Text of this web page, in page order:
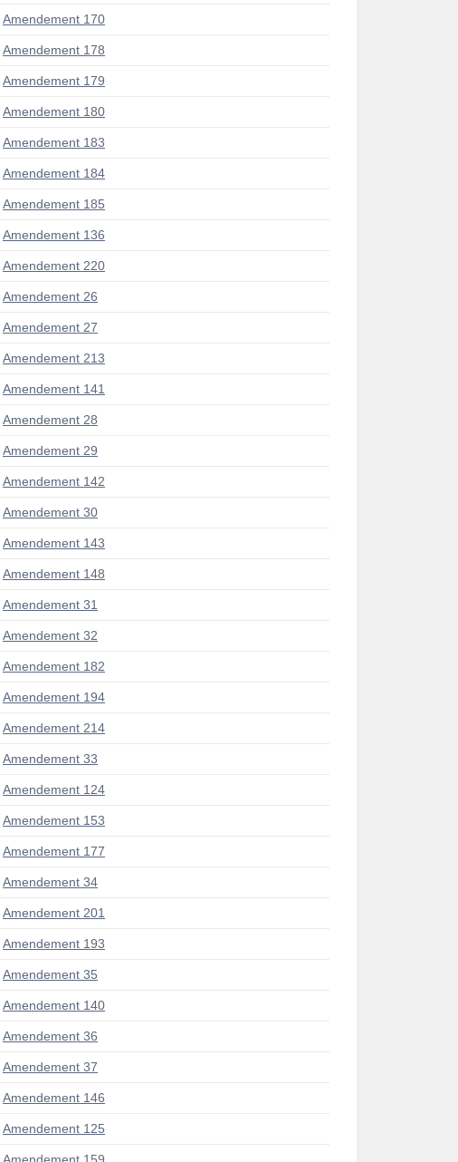
Amendement 170
Amendement 178
Amendement 179
Amendement 180
Amendement 183
Amendement 184
Amendement 185
Amendement 136
Amendement 220
Amendement 26
Amendement 27
Amendement 213
Amendement 141
Amendement 28
Amendement 29
Amendement 142
Amendement 30
Amendement 143
Amendement 148
Amendement 31
Amendement 32
Amendement 182
Amendement 194
Amendement 214
Amendement 33
Amendement 124
Amendement 153
Amendement 177
Amendement 34
Amendement 201
Amendement 193
Amendement 35
Amendement 140
Amendement 36
Amendement 37
Amendement 146
Amendement 125